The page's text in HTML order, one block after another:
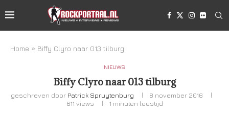
Home » Biffy Clyro naar 013 tilburg
NIEUWS
Biffy Clyro naar 013 tilburg
geschreven door Patrick Spruytenburg
8 november 2016
611 views 1 minuten leestijd